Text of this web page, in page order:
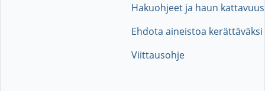
Hakuohjeet ja haun kattavuus
Ehdota aineistoa kerättäväksi
Viittausohje